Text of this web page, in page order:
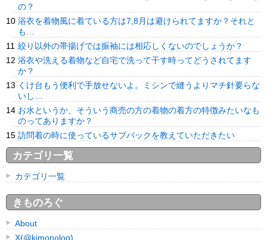
の？
浴衣を着物風に着ている方は7,8月は避けられてますか？それと
も…
絞り以外の帯揚げでは振袖には相応しくないのでしょうか？
浴衣や洗える着物など自宅で洗って干す時ってどうされてます
か？
くけ台もう便利で手放せないよ。ミシンで縫うよりマチ針要らな
いし…
お水というか、そういう商売の方の着物の着方の特徴みたいなも
のってありますか？
訪問着の時に使っているサブバックを教えていただきたい
カテゴリ一覧
カテゴリ一覧
きものろぐ
About
X(@kimonolog)